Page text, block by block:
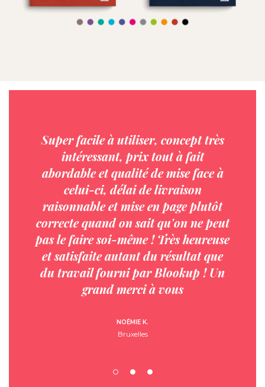
Super facile à utiliser, concept très
intéressant, prix tout à fait
abordable et qualité de mise face à
celui-ci, délai de livraison
raisonnable et mise en page plutôt
correcte quand on sait qu'on ne peut
pas le faire soi-même ! Très heureuse
et satisfaite autant du résultat que
du travail fourni par Blookup ! Un
grand merci à vous
NOÉMIE K.
Bruxelles